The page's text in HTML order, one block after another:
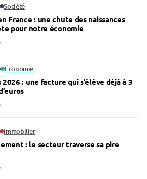
Société
France : une chute des naissances
pour notre économie
Économie
2026 : une facture qui s’élève déjà à 3
Immobilier
: le secteur traverse sa pire